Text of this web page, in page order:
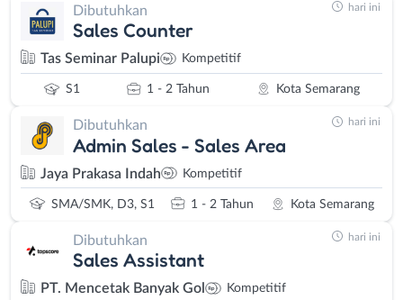
Dibutuhkan
Sales Counter
Tas Seminar Palupi Kompetitif
S1 1 - 2 Tahun Kota Semarang
hari ini
Dibutuhkan
Admin Sales - Sales Area
Jaya Prakasa Indah Kompetitif
SMA/SMK, D3, S1 1 - 2 Tahun Kota Semarang
hari ini
Dibutuhkan
Sales Assistant
PT. Mencetak Banyak Gol Kompetitif
hari ini